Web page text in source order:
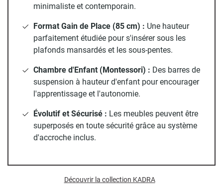
Un module penderie et caisson "push" :
ingénieux qui combine une seconde barre de suspension et
un caisson fermé. La porte sans poignée s'ouvre d'une
simple pression (système "push-to-open") pour révéler deux
étagères de rangement.
Le détail malin :
réversible au montage, vous permettant de placer le
caisson à droite ou à gauche selon vos envies !
L'intelligence KADRA : Sous les combles ou pour les
enfants
Ces modules partagent la hauteur signature de la gamme
La solution idéale sous combles :Exploitez enfin l'espace
sous les pentes de votre toit ou sous un escalier ! Leur
minimaliste et contemporain.
Format Gain de Place (85 cm) : Une hauteur
parfaitement étudiée pour s'insérer sous les
plafonds mansardés et les sous-pentes.
Chambre d'Enfant (Montessori) : Des barres de
suspension à hauteur d'enfant pour encourager
l'apprentissage et l'autonomie.
Évolutif et Sécurisé : Les meubles peuvent être
superposés en toute sécurité grâce au système
d'accroche inclus.
Découvrir la collection KADRA